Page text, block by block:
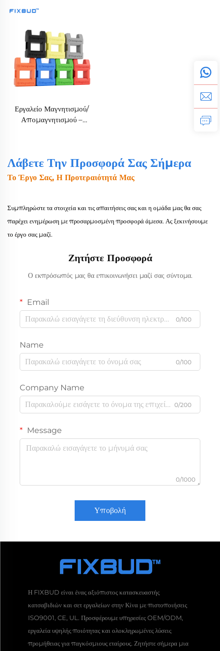
Εργαλείο Μαγνητισμού/
Απομαγνητισμού –
Λάβετε Την Προσφορά Σας Σήμερα
Το Έργο Σας, Η Προτεραιότητά Μας
Συμπληρώστε τα στοιχεία και τις απαιτήσεις σας και η ομάδα μας θα σας
παρέχει ενημέρωση με προσαρμοσμένη προσφορά άμεσα. Ας ξεκινήσουμε
το έργο σας μαζί.
Ζητήστε Προσφορά
Ο εκπρόσωπός μας θα επικοινωνήσει μαζί σας σύντομα.
Email
0/100
Name
0/100
Company Name
0/200
Message
0/1000
Υποβολή
Η FIXBUD είναι ένας αξιόπιστος κατασκευαστής
κατσαβιδιών και σετ εργαλείων στην Κίνα με πιστοποιήσεις
ISO9001, CE, UL. Προσφέρουμε υπηρεσίες OEM/ODM,
εργαλεία υψηλής ποιότητας και ολοκληρωμένες λύσεις
προμήθειας για παγκόσμιους εταίρους. Ζητήστε σήμερα μια